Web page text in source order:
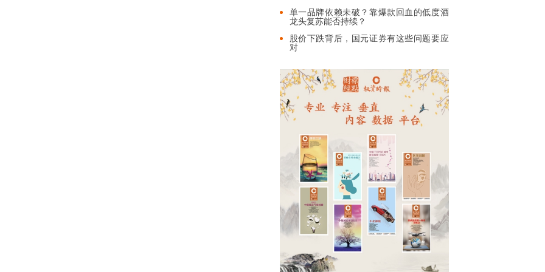
单一品牌依赖未破？靠爆款回血的低度酒
龙头复苏能否持续？
股价下跌背后，国元证券有这些问题要应
对